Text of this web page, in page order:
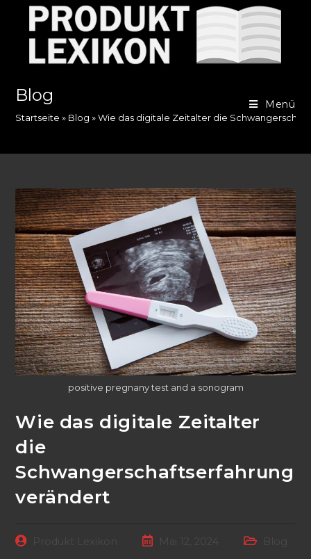
springen
Menü
Blog
Startseite » Blog »Wie das digitale Zeitalter die
positive pregnany test and a sonogram
Wie das digitale Zeitalter
die
Schwangerschaftserfahrung
verändert
Beitrags-Produkt Lexikon
Beitrag
Beitrags-